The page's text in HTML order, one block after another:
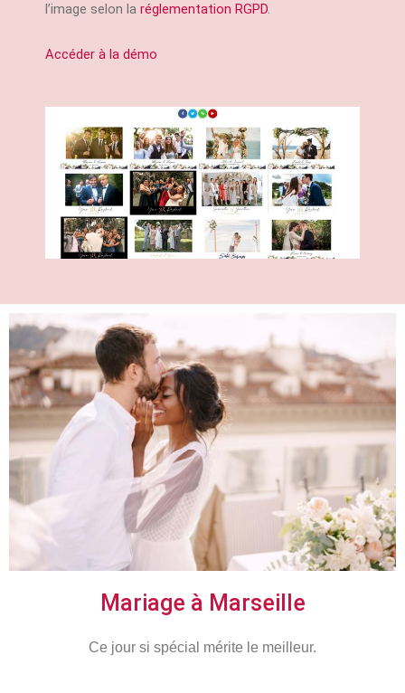
l’image selon la réglementation RGPD.
Accéder à la démo
Mariage à Marseille
Ce jour si spécial mérite le meilleur.